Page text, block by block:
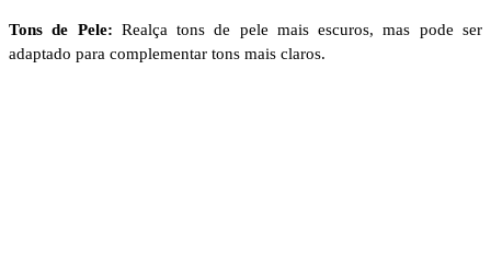
Tons de Pele: Realça tons de pele mais escuros, mas pode ser
adaptado para complementar tons mais claros.